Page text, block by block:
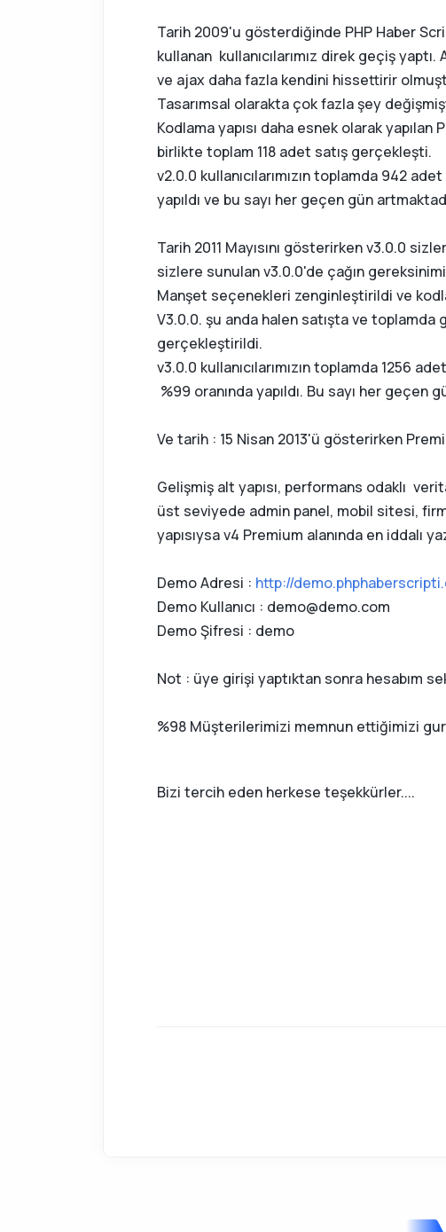
Tarih 2009'u gösterdiğinde PHP Haber
kullanan kullanıcılarımız direk geçiş
ve ajax daha fazla kendini hissettirir
Tasarımsal olarakta çok fazla şey
Kodlama yapısı daha esnek olarak
birlikte toplam 118 adet satış gerçekleşti.
v2.0.0 kullanıcılarımızın toplamda 942
yapıldı ve bu sayı her geçen gün
Tarih 2011 Mayısını gösterirken v3.0.0
sizlere sunulan v3.0.0'de çağın
Manşet seçenekleri zenginleştirildi ve
V3.0.0. şu anda halen satışta ve
gerçekleştirildi.
v3.0.0 kullanıcılarımızın toplamda 1256
%99 oranında yapıldı. Bu sayı her
Ve tarih : 15 Nisan 2013'ü gösterirken
Gelişmiş alt yapısı, performans odaklı
üst seviyede admin panel, mobil sitesi,
yapısıysa v4 Premium alanında en iddalı
Demo Adresi : http://
Demo Kullanıcı : demo@demo.com
Demo Şifresi : demo
Not : üye girişi yaptıktan sonra hesabım
%98 Müşterilerimizi memnun ettiğimizi
Bizi tercih eden herkese teşekkürler....